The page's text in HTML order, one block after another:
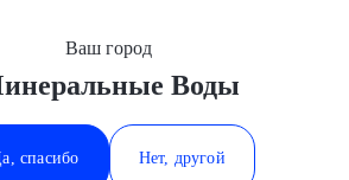
Минеральные Воды
Ростов-на-Дону
Ставрополь
Ваш город
Воды
спасибо Нет, другой